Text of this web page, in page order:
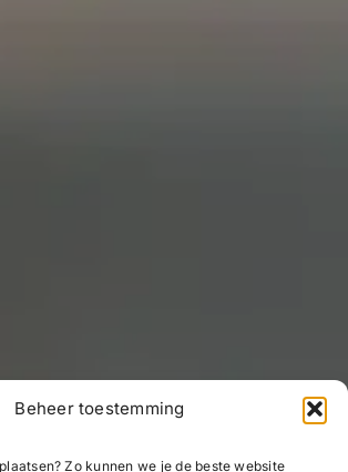
Beheer toestemming
Zo kunnen we je de beste website